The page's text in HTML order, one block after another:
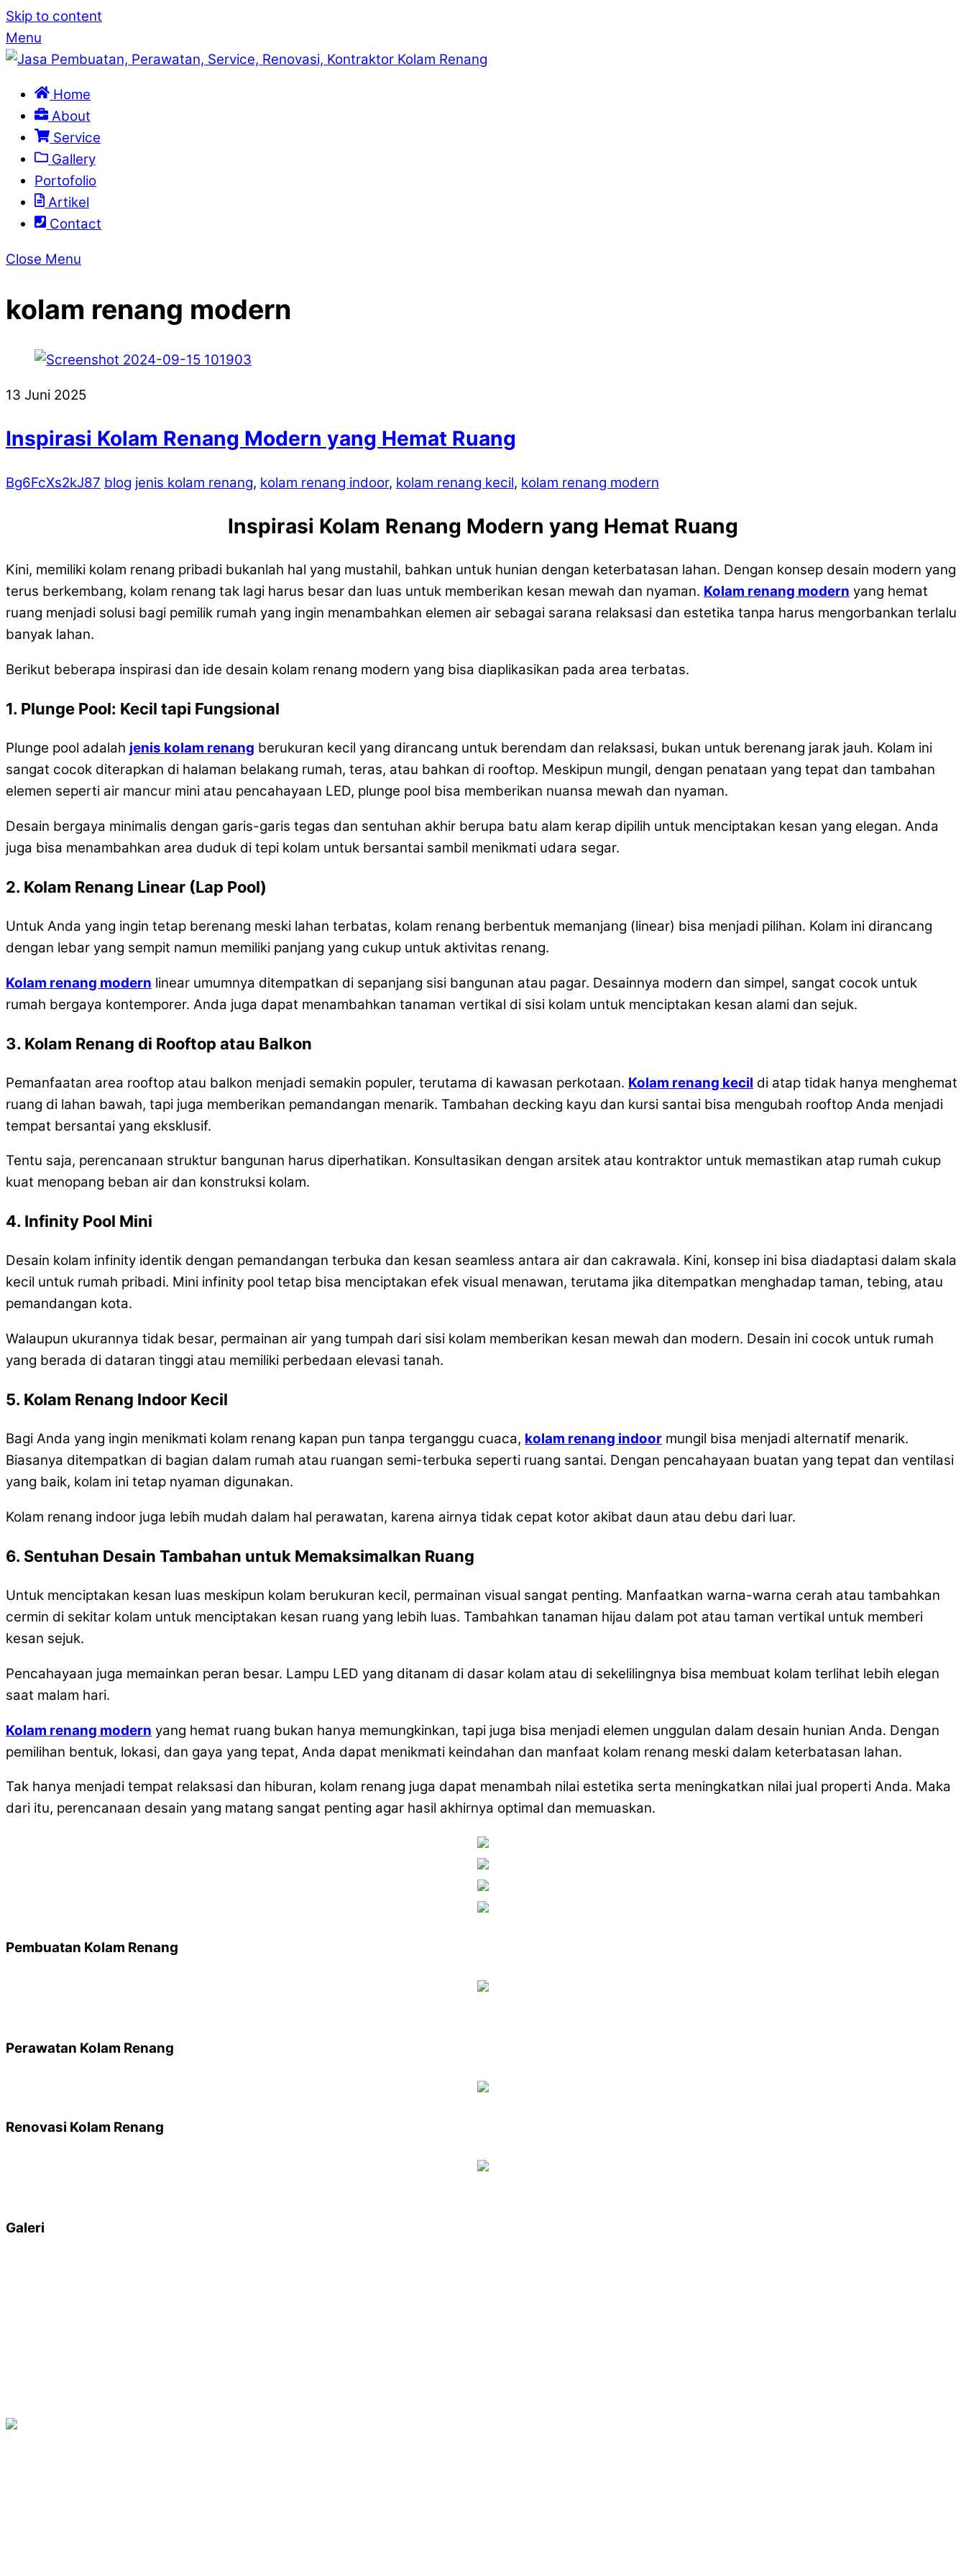
Skip to content
Menu
Home
About
Service
Gallery
Portofolio
Artikel
Contact
Close Menu
kolam renang modern
13 Juni 2025
Inspirasi Kolam Renang Modern yang Hemat Ruang
Bg6FcXs2kJ87 blog jenis kolam renang, kolam renang indoor, kolam renang kecil, kolam renang modern
Inspirasi Kolam Renang Modern yang Hemat Ruang
Kini, memiliki kolam renang pribadi bukanlah hal yang mustahil, bahkan untuk hunian dengan keterbatasan lahan. Dengan konsep desain modern yang
terus berkembang, kolam renang tak lagi harus besar dan luas untuk memberikan kesan mewah dan nyaman. Kolam renang modern yang hemat
ruang menjadi solusi bagi pemilik rumah yang ingin menambahkan elemen air sebagai sarana relaksasi dan estetika tanpa harus mengorbankan terlalu
banyak lahan.
Berikut beberapa inspirasi dan ide desain kolam renang modern yang bisa diaplikasikan pada area terbatas.
1. Plunge Pool: Kecil tapi Fungsional
Plunge pool adalah jenis kolam renang berukuran kecil yang dirancang untuk berendam dan relaksasi, bukan untuk berenang jarak jauh. Kolam ini
sangat cocok diterapkan di halaman belakang rumah, teras, atau bahkan di rooftop. Meskipun mungil, dengan penataan yang tepat dan tambahan
elemen seperti air mancur mini atau pencahayaan LED, plunge pool bisa memberikan nuansa mewah dan nyaman.
Desain bergaya minimalis dengan garis-garis tegas dan sentuhan akhir berupa batu alam kerap dipilih untuk menciptakan kesan yang elegan. Anda
juga bisa menambahkan area duduk di tepi kolam untuk bersantai sambil menikmati udara segar.
2. Kolam Renang Linear (Lap Pool)
Untuk Anda yang ingin tetap berenang meski lahan terbatas, kolam renang berbentuk memanjang (linear) bisa menjadi pilihan. Kolam ini dirancang
dengan lebar yang sempit namun memiliki panjang yang cukup untuk aktivitas renang.
Kolam renang modern linear umumnya ditempatkan di sepanjang sisi bangunan atau pagar. Desainnya modern dan simpel, sangat cocok untuk
rumah bergaya kontemporer. Anda juga dapat menambahkan tanaman vertikal di sisi kolam untuk menciptakan kesan alami dan sejuk.
3. Kolam Renang di Rooftop atau Balkon
Pemanfaatan area rooftop atau balkon menjadi semakin populer, terutama di kawasan perkotaan. Kolam renang kecil di atap tidak hanya menghemat
ruang di lahan bawah, tapi juga memberikan pemandangan menarik. Tambahan decking kayu dan kursi santai bisa mengubah rooftop Anda menjadi
tempat bersantai yang eksklusif.
Tentu saja, perencanaan struktur bangunan harus diperhatikan. Konsultasikan dengan arsitek atau kontraktor untuk memastikan atap rumah cukup
kuat menopang beban air dan konstruksi kolam.
4. Infinity Pool Mini
Desain kolam infinity identik dengan pemandangan terbuka dan kesan seamless antara air dan cakrawala. Kini, konsep ini bisa diadaptasi dalam skala
kecil untuk rumah pribadi. Mini infinity pool tetap bisa menciptakan efek visual menawan, terutama jika ditempatkan menghadap taman, tebing, atau
pemandangan kota.
Walaupun ukurannya tidak besar, permainan air yang tumpah dari sisi kolam memberikan kesan mewah dan modern. Desain ini cocok untuk rumah
yang berada di dataran tinggi atau memiliki perbedaan elevasi tanah.
5. Kolam Renang Indoor Kecil
Bagi Anda yang ingin menikmati kolam renang kapan pun tanpa terganggu cuaca, kolam renang indoor mungil bisa menjadi alternatif menarik.
Biasanya ditempatkan di bagian dalam rumah atau ruangan semi-terbuka seperti ruang santai. Dengan pencahayaan buatan yang tepat dan ventilasi
yang baik, kolam ini tetap nyaman digunakan.
Kolam renang indoor juga lebih mudah dalam hal perawatan, karena airnya tidak cepat kotor akibat daun atau debu dari luar.
6. Sentuhan Desain Tambahan untuk Memaksimalkan Ruang
Untuk menciptakan kesan luas meskipun kolam berukuran kecil, permainan visual sangat penting. Manfaatkan warna-warna cerah atau tambahkan
cermin di sekitar kolam untuk menciptakan kesan ruang yang lebih luas. Tambahkan tanaman hijau dalam pot atau taman vertikal untuk memberi
kesan sejuk.
Pencahayaan juga memainkan peran besar. Lampu LED yang ditanam di dasar kolam atau di sekelilingnya bisa membuat kolam terlihat lebih elegan
saat malam hari.
Kolam renang modern yang hemat ruang bukan hanya memungkinkan, tapi juga bisa menjadi elemen unggulan dalam desain hunian Anda. Dengan
pemilihan bentuk, lokasi, dan gaya yang tepat, Anda dapat menikmati keindahan dan manfaat kolam renang meski dalam keterbatasan lahan.
Tak hanya menjadi tempat relaksasi dan hiburan, kolam renang juga dapat menambah nilai estetika serta meningkatkan nilai jual properti Anda. Maka
dari itu, perencanaan desain yang matang sangat penting agar hasil akhirnya optimal dan memuaskan.
Pembuatan Kolam Renang
Perawatan Kolam Renang
Renovasi Kolam Renang
Galeri